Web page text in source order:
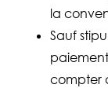
la
Sauf
compter